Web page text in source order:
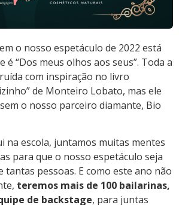
o nosso espetáculo de 2022 está
é “Dos meus olhos aos seus”. Toda a
com inspiração no livro
de Monteiro Lobato, mas ele
o nosso parceiro diamante, Bio
na escola, juntamos muitas mentes
para que o nosso espetáculo seja
tantas pessoas. E como este ano não
teremos mais de 100 bailarinas,
de backstage, para juntas